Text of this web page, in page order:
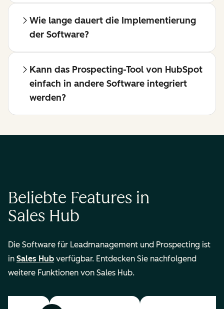
Wie lange dauert die Implementierung
der Software?
Kann das Prospecting-Tool von HubSpot
einfach in andere Software integriert
werden?
Beliebte Features in
Sales Hub
Die Software für Leadmanagement und Prospecting ist
in Sales Hub verfügbar. Entdecken Sie nachfolgend
weitere Funktionen von Sales Hub.